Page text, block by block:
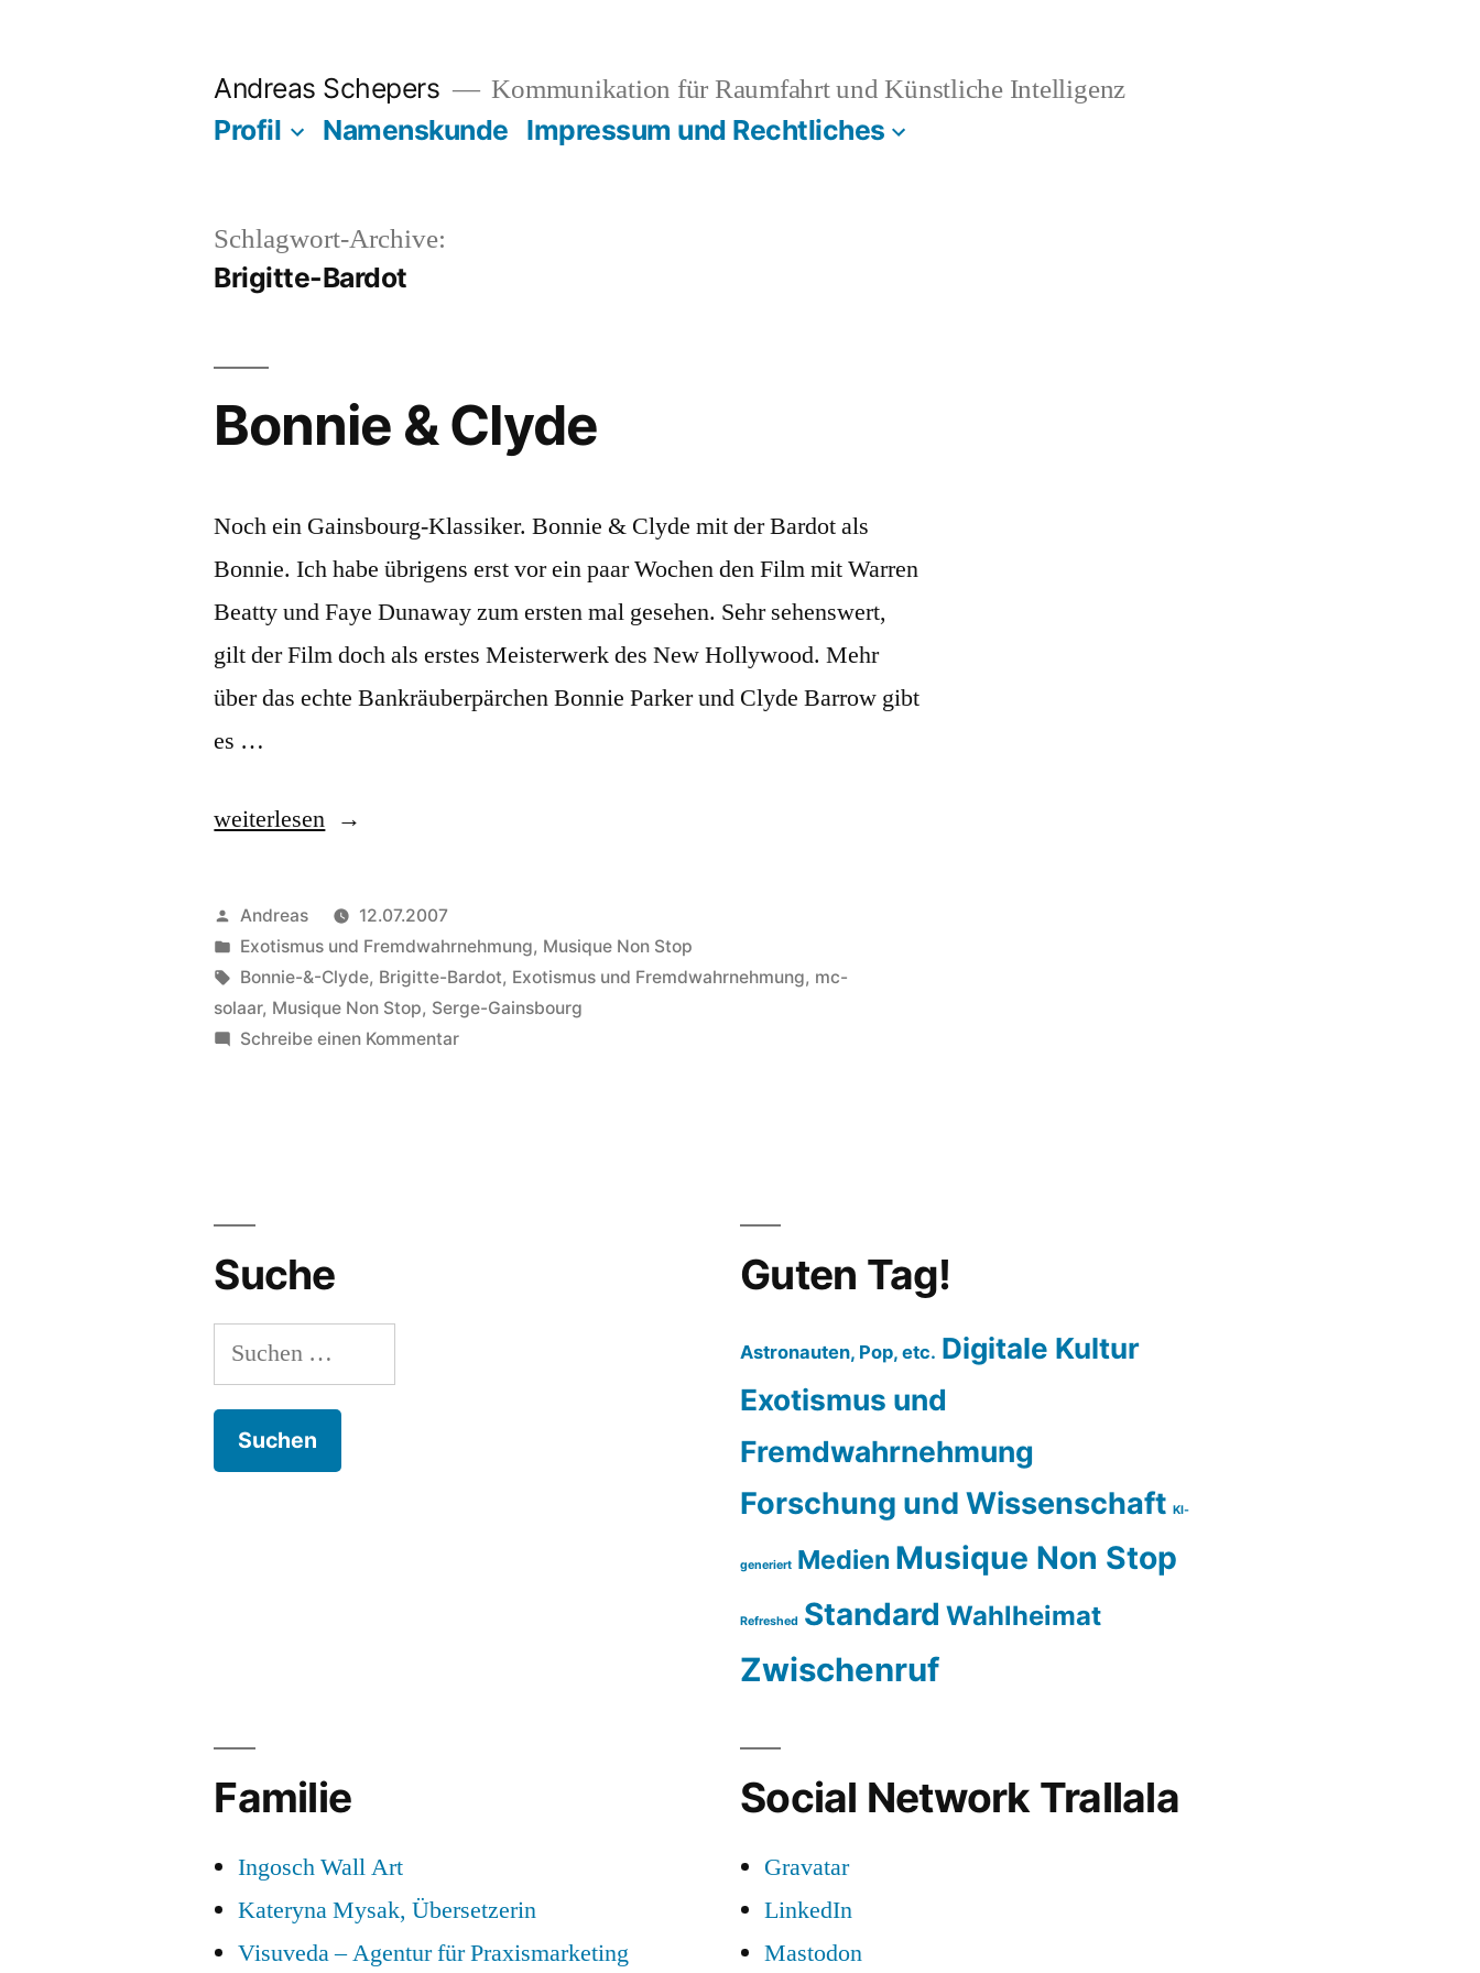
Andreas Schepers Kommunikation für Raumfahrt und Künstliche Intelligenz
Profil Namenskunde Impressum und Rechtliches
Schlagwort-Archive:
Brigitte-Bardot
Bonnie & Clyde
Noch ein Gainsbourg-Klassiker. Bonnie & Clyde mit der Bardot als
Bonnie. Ich habe übrigens erst vor ein paar Wochen den Film mit Warren
Beatty und Faye Dunaway zum ersten mal gesehen. Sehr sehenswert,
gilt der Film doch als erstes Meisterwerk des New Hollywood. Mehr
über das echte Bankräuberpärchen Bonnie Parker und Clyde Barrow gibt
es …
„Bonnie
Clyde“
weiterlesen
Veröffentlicht
von
Andreas
12.07.2007
Veröffentlicht
in
Exotismus und Fremdwahrnehmung, Musique Non Stop
Schlagwörter:
Bonnie-&-Clyde, Brigitte-Bardot, Exotismus und Fremdwahrnehmung, mc-
solaar, Musique Non Stop, Serge-Gainsbourg
Schreibe einen Kommentarzu
Suche
Suchen
nach:
Guten Tag!
Astronauten, Pop, etc. Digitale Kultur
Exotismus und
Fremdwahrnehmung
Forschung und Wissenschaft KI-
generiert Medien Musique Non Stop
Refreshed Standard Wahlheimat
Zwischenruf
Familie
Ingosch Wall Art
Kateryna Mysak, Übersetzerin
Visuveda – Agentur für Praxismarketing
Social Network Trallala
Gravatar
LinkedIn
Mastodon